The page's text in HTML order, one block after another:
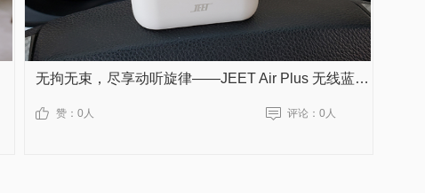
无拘无束，尽享动听旋律——JEET Air Plus 无线蓝牙耳机测评
赞： 0人 评论： 0人